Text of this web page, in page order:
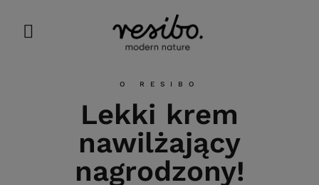
O RESIBO
Lekki krem
nawilżający
nagrodzony!